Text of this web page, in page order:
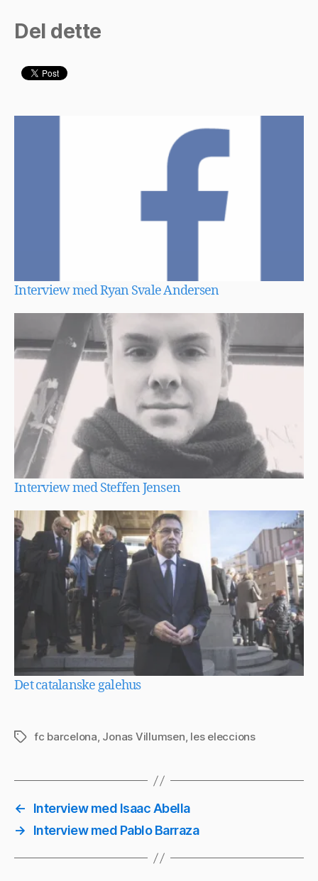
Del dette
Interview med Ryan Svale Andersen
Interview med Steffen Jensen
Det catalanske galehus
Tagsfc barcelona, Jonas Villumsen, les eleccions
←
Interview med Isaac Abella
→
Interview med Pablo Barraza